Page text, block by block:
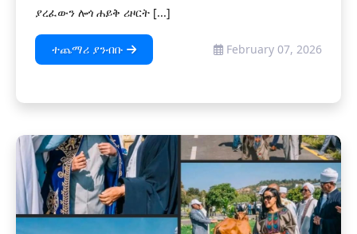
ያረፈውን ሎጎ ሐይቅ ሪዞርት [...]
ተጨማሪ ያንብቡ February 07, 2026